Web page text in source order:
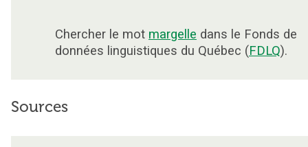
Chercher le mot margelle dans le Fonds de
données linguistiques du Québec (FDLQ).
Sources